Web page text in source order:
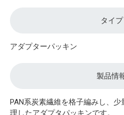
タイプ
アダプターパッキン
製品情
PAN系炭素繊維を格子編みし、
理したアダプタパッキンです。